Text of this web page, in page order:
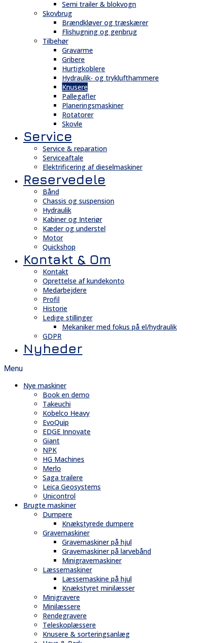
Semi trailer & blokvogn
Skovbrug
Brændkløver og træskærer
Flishugning og genbrug
Tilbehør
Gravarme
Gribere
Hurtigkoblere
Hydraulik- og tryklufthammere
Knusere
Pallegafler
Planeringsmaskiner
Rotatorer
Skovle
Service
Service & reparation
Serviceaftale
Elektrificering af dieselmaskiner
Reservedele
Bånd
Chassis og suspension
Hydraulik
Kabiner og Interiør
Kæder og understel
Motor
Quickshop
Kontakt & Om
Kontakt
Oprettelse af kundekonto
Medarbejdere
Profil
Historie
Ledige stillinger
Mekaniker med fokus på el/hydraulik
GDPR
Nyheder
Menu
Nye maskiner
Book en demo
Takeuchi
Kobelco Heavy
EvoQuip
EDGE Innovate
Giant
NPK
HG Machines
Merlo
Saga trailere
Leica Geosystems
Unicontrol
Brugte maskiner
Dumpere
Knækstyrede dumpere
Gravemaskiner
Gravemaskiner på hjul
Gravemaskiner på larvebånd
Minigravemaskiner
Læssemaskiner
Læssemaskine på hjul
Knækstyret minilæsser
Minigravere
Minilæssere
Rendegravere
Teleskoplæssere
Knusere & sorteringsanlæg